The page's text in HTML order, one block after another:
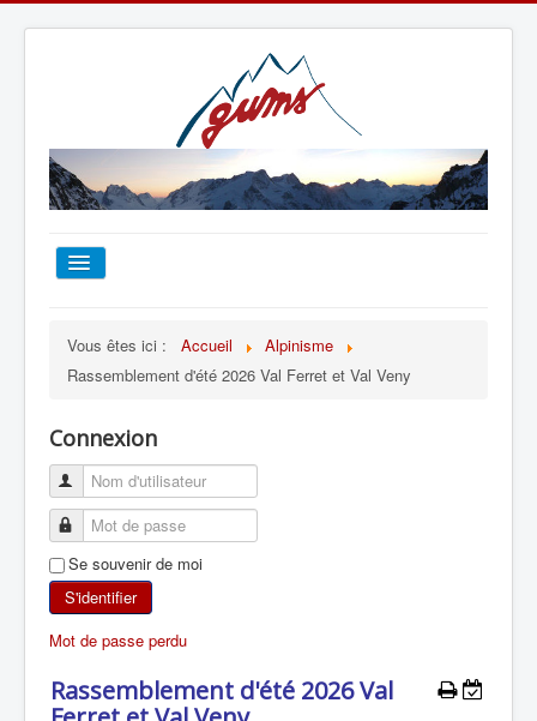
TOUT SUR LE GUMS
ESCALADE
ALPINISME
SKI DE RANDONNÉE
RANDONNÉE SPORTIVE
Vous êtes ici : Accueil
Alpinisme
Rassemblement d'été 2026 Val Ferret et Val Veny
Connexion
Se souvenir de moi
S'identifier
Mot de passe perdu
Rassemblement d'été 2026 Val